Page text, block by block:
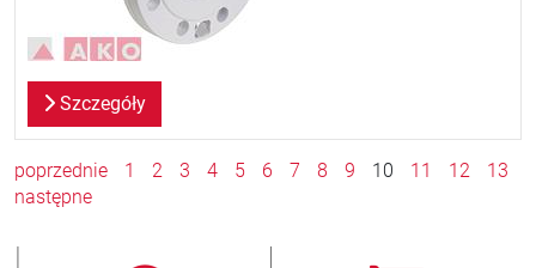
Szczegóły
poprzednie 1 2 3 4 5 6 7 8 9 10 11 12
13
następne